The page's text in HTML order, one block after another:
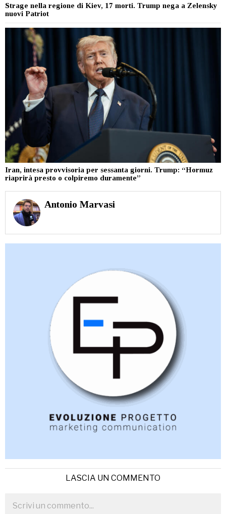
Strage nella regione di Kiev, 17 morti. Trump nega a Zelensky
nuovi Patriot
Iran, intesa provvisoria per sessanta giorni. Trump: “Hormuz
riaprirà presto o colpiremo duramente”
Antonio Marvasi
LASCIA UN COMMENTO